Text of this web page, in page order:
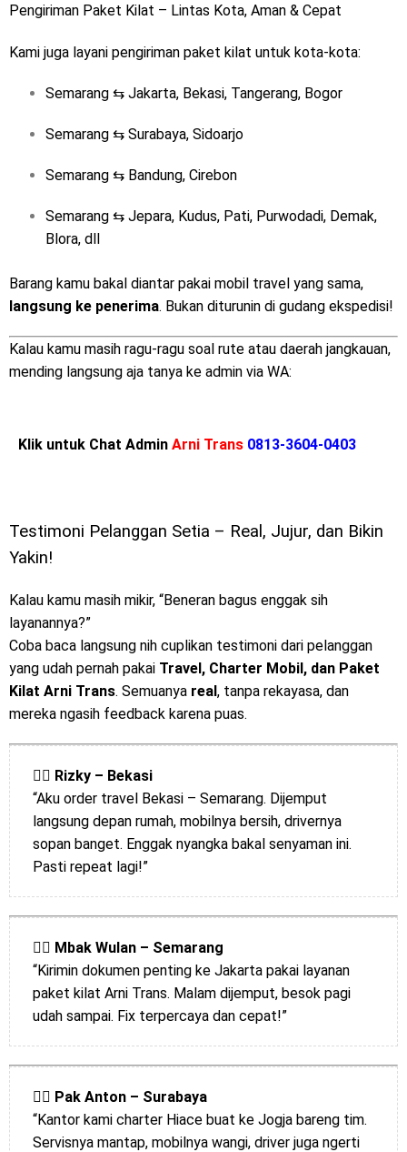
Pengiriman Paket Kilat – Lintas Kota, Aman & Cepat
Kami juga layani pengiriman paket kilat untuk kota-kota:
Semarang ⇆ Jakarta, Bekasi, Tangerang, Bogor
Semarang ⇆ Surabaya, Sidoarjo
Semarang ⇆ Bandung, Cirebon
Semarang ⇆ Jepara, Kudus, Pati, Purwodadi, Demak,
Blora, dll
Barang kamu bakal diantar pakai mobil travel yang sama,
langsung ke penerima. Bukan diturunin di gudang ekspedisi!
Kalau kamu masih ragu-ragu soal rute atau daerah jangkauan,
mending langsung aja tanya ke admin via WA:
Klik untuk Chat Admin Arni Trans 0813-3604-0403
Testimoni Pelanggan Setia – Real, Jujur, dan Bikin
Yakin!
Kalau kamu masih mikir, “Beneran bagus enggak sih
layanannya?”
Coba baca langsung nih cuplikan testimoni dari pelanggan
yang udah pernah pakai Travel, Charter Mobil, dan Paket
Kilat Arni Trans. Semuanya real, tanpa rekayasa, dan
mereka ngasih feedback karena puas.
🧍‍♂️ Rizky – Bekasi
“Aku order travel Bekasi – Semarang. Dijemput
langsung depan rumah, mobilnya bersih, drivernya
sopan banget. Enggak nyangka bakal senyaman ini.
Pasti repeat lagi!”
🧍‍♀️ Mbak Wulan – Semarang
“Kirimin dokumen penting ke Jakarta pakai layanan
paket kilat Arni Trans. Malam dijemput, besok pagi
udah sampai. Fix terpercaya dan cepat!”
🧍‍♂️ Pak Anton – Surabaya
“Kantor kami charter Hiace buat ke Jogja bareng tim.
Servisnya mantap, mobilnya wangi, driver juga ngerti